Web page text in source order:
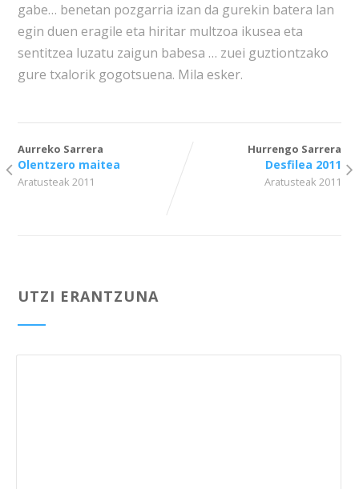
gabe… benetan pozgarria izan da gurekin batera lan
egin duen eragile eta hiritar multzoa ikusea eta
sentitzea luzatu zaigun babesa … zuei guztiontzako
gure txalorik gogotsuena. Mila esker.
Aurreko Sarrera
Olentzero maitea
Aratusteak 2011
Hurrengo Sarrera
Desfilea 2011
Aratusteak 2011
UTZI ERANTZUNA